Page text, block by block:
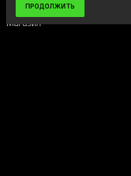
Магазин
ПРОДОЛЖИТЬ